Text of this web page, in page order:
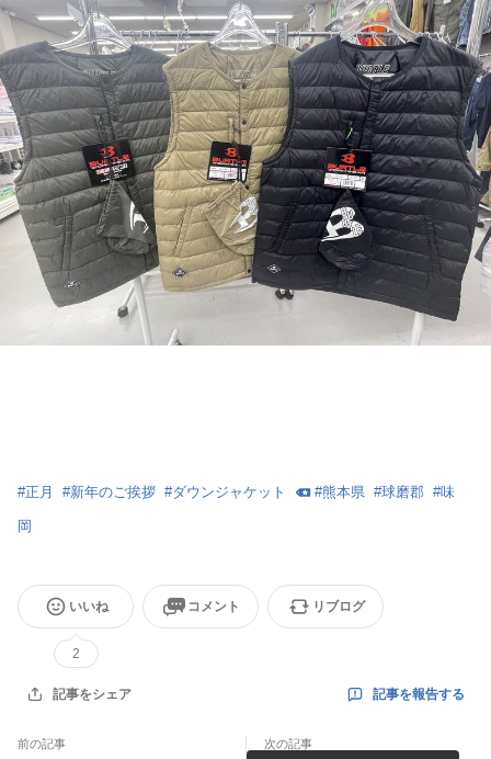
#正月 #新年のご挨拶 #ダウンジャケット #熊本県 #球磨郡 #味
岡
いいね
2
コメント リブログ
記事をシェア 記事を報告する
前の記事 次の記事